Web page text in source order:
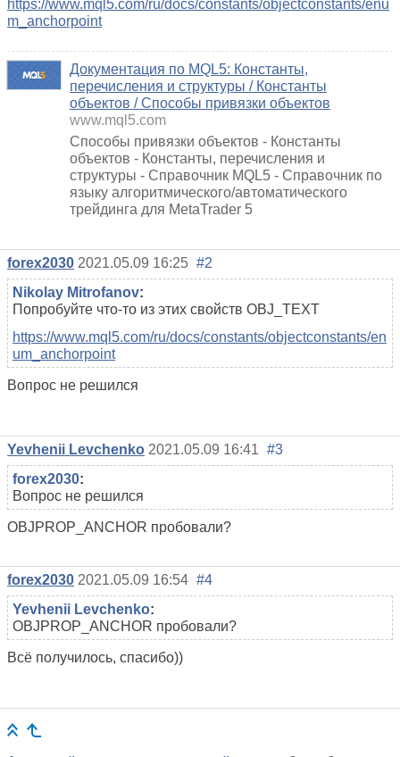
https://www.mql5.com/ru/docs/constants/objectconstants/enu
m_anchorpoint
Документация по MQL5: Константы,
перечисления и структуры / Константы
объектов / Способы привязки объектов
www.mql5.com
Способы привязки объектов - Константы
объектов - Константы, перечисления и
структуры - Справочник MQL5 - Справочник по
языку алгоритмического/автоматического
трейдинга для MetaTrader 5
forex2030 2021.05.09 16:25 #2
Nikolay Mitrofanov:
Попробуйте что-то из этих свойств OBJ_TEXT
https://www.mql5.com/ru/docs/constants/objectconstants/en
um_anchorpoint
Вопрос не решился
Yevhenii Levchenko 2021.05.09 16:41 #3
forex2030:
Вопрос не решился
OBJPROP_ANCHOR пробовали?
forex2030 2021.05.09 16:54 #4
Yevhenii Levchenko:
OBJPROP_ANCHOR пробовали?
Всё получилось, спасибо))